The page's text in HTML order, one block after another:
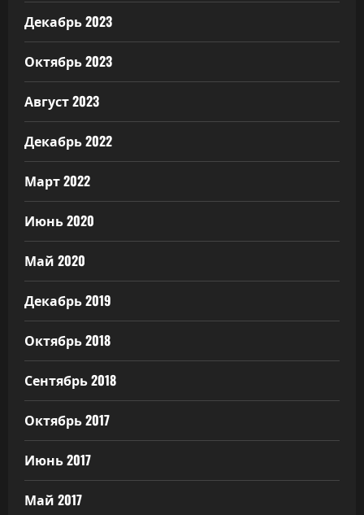
Декабрь 2023
Октябрь 2023
Август 2023
Декабрь 2022
Март 2022
Июнь 2020
Май 2020
Декабрь 2019
Октябрь 2018
Сентябрь 2018
Октябрь 2017
Июнь 2017
Май 2017